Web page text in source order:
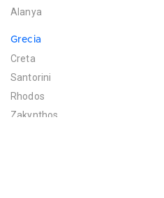
Alanya
Grecia
Creta
Santorini
Rhodos
Zakynthos